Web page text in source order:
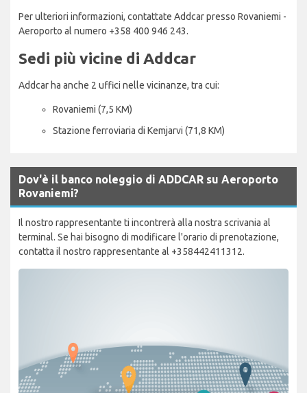
Per ulteriori informazioni, contattate Addcar presso Rovaniemi -
Aeroporto al numero +358 400 946 243.
Sedi più vicine di Addcar
Addcar ha anche 2 uffici nelle vicinanze, tra cui:
Rovaniemi (7,5 KM)
Stazione ferroviaria di Kemjarvi (71,8 KM)
Dov'è il banco noleggio di ADDCAR su Aeroporto
Rovaniemi?
Il nostro rappresentante ti incontrerà alla nostra scrivania al
terminal. Se hai bisogno di modificare l'orario di prenotazione,
contatta il nostro rappresentante al +358442411312.